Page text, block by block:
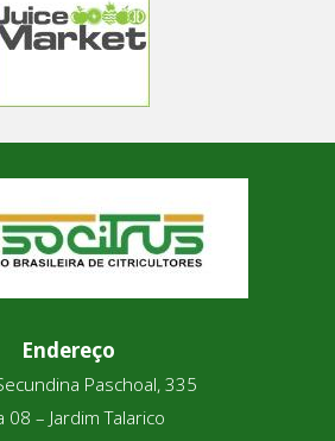
Endereço
Paschoal, 335
08 – Jardim Talarico